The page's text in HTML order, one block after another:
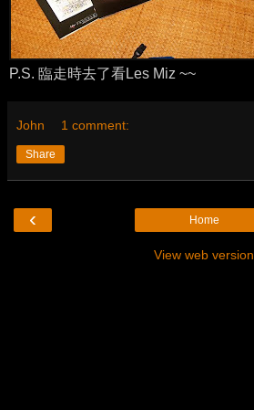
P.S. 臨走時去了看Les Miz ~~
John 1 comment:
Share
‹ Home
View web version